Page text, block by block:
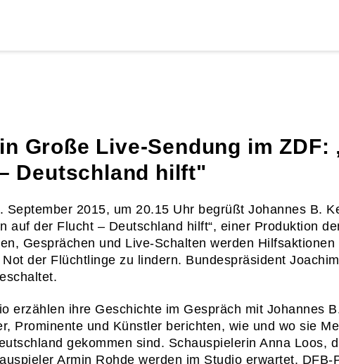
Große Live-Sendung im ZDF:
Deutschland hilft"
September 2015, um 20.15 Uhr begrüßt Johannes B.
auf der Flucht – Deutschland hilft“, einer Produktion
Gesprächen und Live-Schalten werden
der Flüchtlinge zu lindern. Bundespräsident
erzählen ihre Geschichte im Gespräch mit Johannes
Prominente und Künstler berichten, wie und wo sie
gekommen sind. Schauspielerin Anna Loos,
Armin Rohde werden im Studio erwartet. DFB-
01